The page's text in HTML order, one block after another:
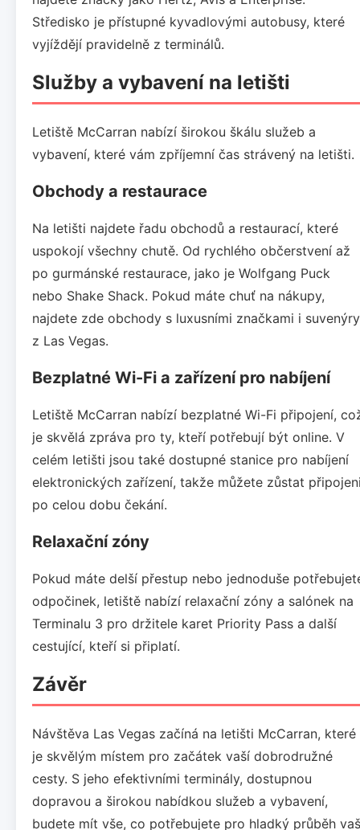
Středisko je přístupné kyvadlovými autobusy, které
vyjíždějí pravidelně z terminálů.
Služby a vybavení na letišti
Letiště McCarran nabízí širokou škálu služeb a
vybavení, které vám zpříjemní čas strávený na letišti.
Obchody a restaurace
Na letišti najdete řadu obchodů a restaurací, které
uspokojí všechny chutě. Od rychlého občerstvení až
po gurmánské restaurace, jako je Wolfgang Puck
nebo Shake Shack. Pokud máte chuť na nákupy,
najdete zde obchody s luxusními značkami i suvenýry
z Las Vegas.
Bezplatné Wi-Fi a zařízení pro nabíjení
Letiště McCarran nabízí bezplatné Wi-Fi připojení,
je skvělá zpráva pro ty, kteří potřebují být online. V
celém letišti jsou také dostupné stanice pro nabíjení
elektronických zařízení, takže můžete zůstat
po celou dobu čekání.
Relaxační zóny
Pokud máte delší přestup nebo jednoduše
odpočinek, letiště nabízí relaxační zóny a salónek na
Terminalu 3 pro držitele karet Priority Pass a další
cestující, kteří si připlatí.
Závěr
Návštěva Las Vegas začíná na letišti McCarran, které
je skvělým místem pro začátek vaší dobrodružné
cesty. S jeho efektivními terminály, dostupnou
dopravou a širokou nabídkou služeb a vybavení,
budete mít vše, co potřebujete pro hladký průběh